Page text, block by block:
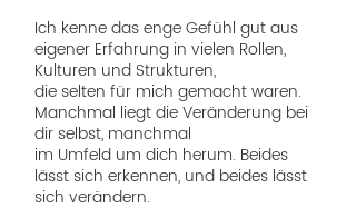
Ich kenne das enge Gefühl gut aus
eigener Erfahrung in vielen Rollen,
Kulturen und Strukturen,
die selten für mich gemacht waren.
Manchmal liegt die Veränderung bei
dir selbst, manchmal
im Umfeld um dich herum. Beides
lässt sich erkennen, und beides lässt
sich verändern.